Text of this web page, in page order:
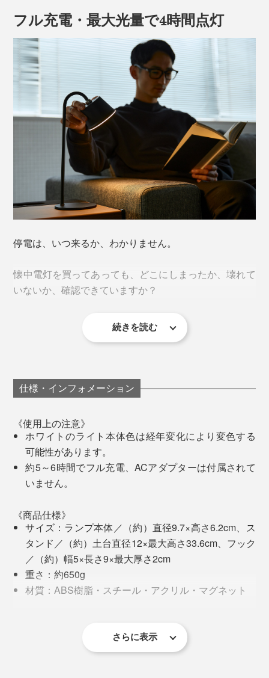
読んでいる本、パソコンの画面、子どものお絵描き帳、
す。
長押しすれば、無段階調光もできるスグレモノです。
2023年7月10日の夜9時頃。激しい雷雨が続いていまし
たが、それまでより、明らかに大きな「バーン」という
雷の音が。
同時に、音もなく、家中の電気が、近所の家の照明が、
街灯が、一瞬で消えました。
文字どおりのまっ暗闇。
ちょうど料理の仕上げ中だった私は、慌てて、手元にあ
ったスマホのライトをつけましたが、どうにも見にく
い。
鍋か皿か、どちらかしか照らせないし、照らしているあ
いだは、片手しか使えません。
あとで調べたら、スマホのライトは100ルーメンもない
ので、ほんの手元しか照らせないのです。
と、ティーライトキャンドルを置いていたっけ。
フル充電・最大光量で4時間点灯
停電は、いつ来るか、わかりません。
懐中電灯を買ってあっても、どこにしまったか、壊れて
いないか、確認できていますか？
『LED Magnecco』なら、ふだんから、デスクランプや
せん。
では40時間も点灯できるので、心強いです。充電は、付
属のUSB type-Aで。
続きを読む
仕様・インフォメーション
《使用上の注意》
ホワイトのライト本体色は経年変化により変色する
可能性があります。
約5～6時間でフル充電、ACアダプターは付属されて
いません。
《商品仕様》
サイズ：ランプ本体／（約）直径9.7×高さ6.2cm、ス
タンド／（約）土台直径12×最大高さ33.6cm、フック
／（約）幅5×長さ9×最大厚さ2cm
重さ：約650g
材質：ABS樹脂・スチール・アクリル・マグネット
ライト：LED／3W 3000K 240lm CRI>80
さらに表示